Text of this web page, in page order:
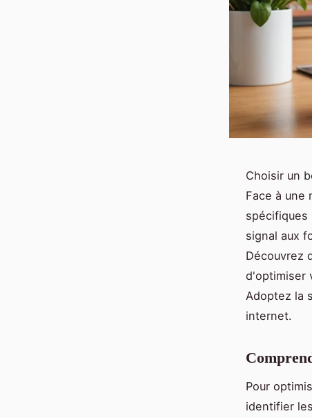
Choisir un
Face à une
spécifiques
signal aux
Découvrez
d'optimiser
Adoptez la
internet.
Pour
identifier